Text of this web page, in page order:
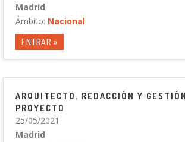
Madrid
Ámbito: Nacional
ENTRAR »
ARQUITECTO. REDACCIÓN Y
PROYECTO
25/05/2021
Madrid